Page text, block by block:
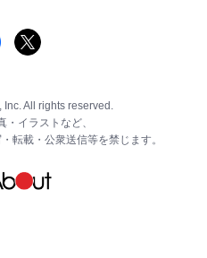
All rights reserved.
・イラストなど、
転載・公衆送信等を禁じます。